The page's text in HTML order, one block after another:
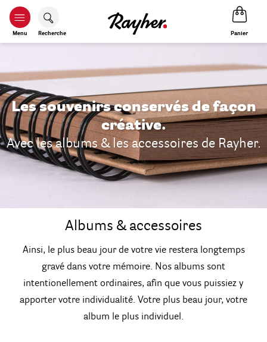
Menu Recherche Panier
Les souvenirs conservés de façon
créative.
Avec les albums & les accessoires de Rayher.
Albums & accessoires
Ainsi, le plus beau jour de votre vie restera longtemps
gravé dans votre mémoire. Nos albums sont
intentionellement ordinaires, afin que vous puissiez y
apporter votre individualité. Votre plus beau jour, votre
album le plus individuel.